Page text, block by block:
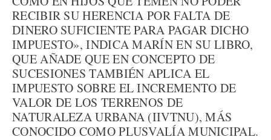
RECIBIR SU HERENCIA POR FALTA DE
DINERO SUFICIENTE PARA PAGAR DICHO
IMPUESTO», INDICA MARÍN EN SU LIBRO,
QUE AÑADE QUE EN CONCEPTO DE
SUCESIONES TAMBIÉN APLICA EL
IMPUESTO SOBRE EL INCREMENTO DE
VALOR DE LOS TERRENOS DE
NATURALEZA URBANA (IIVTNU), MÁS
CONOCIDO COMO PLUSVALÍA MUNICIPAL.